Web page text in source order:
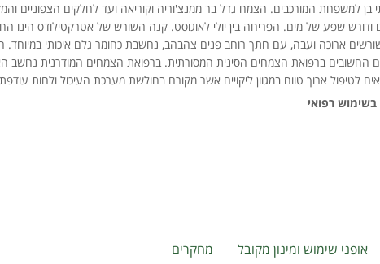
למשפחת המורכבים. הצמח גדל בר ממנצ'וריה וקוריאה ועד לחלקים הצפוניים
ודורש שפע של מים. הפריחה בין יולי לאוגוסט. קנה השורש של אטרקטילודס
ארוכה ועבה, עם חתך רוחב פנים צהבהב, נחשבת כחומר גלם איכותי
החשובים ברפואת הצמחים הסינית המסורתית. ברפואת הצמחים המודרנית נחשב
לטיפול ארוך טווח במגוון ליקויים אשר מקורם בחולשת מערכת העיכול ולחות
רפואי
אופני שימוש ומינון מקובל מחקרים